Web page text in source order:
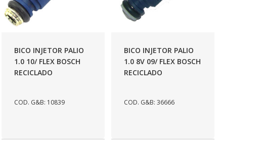
BICO INJETOR PALIO
1.0 10/ FLEX BOSCH
RECICLADO
COD. G&B: 10839
BICO INJETOR PALIO
1.0 8V 09/ FLEX BOSCH
RECICLADO
COD. G&B: 36666